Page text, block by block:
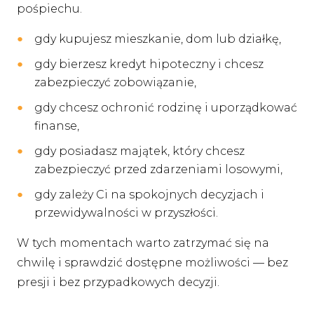
pośpiechu.
gdy kupujesz mieszkanie, dom lub działkę,
gdy bierzesz kredyt hipoteczny i chcesz
zabezpieczyć zobowiązanie,
gdy chcesz ochronić rodzinę i uporządkować
finanse,
gdy posiadasz majątek, który chcesz
zabezpieczyć przed zdarzeniami losowymi,
gdy zależy Ci na spokojnych decyzjach i
przewidywalności w przyszłości.
W tych momentach warto zatrzymać się na
chwilę i sprawdzić dostępne możliwości — bez
presji i bez przypadkowych decyzji.